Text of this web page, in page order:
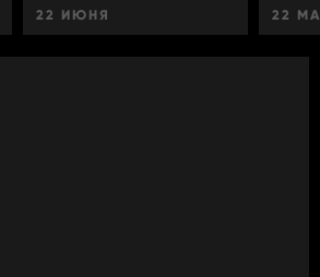
22 ИЮНЯ 22